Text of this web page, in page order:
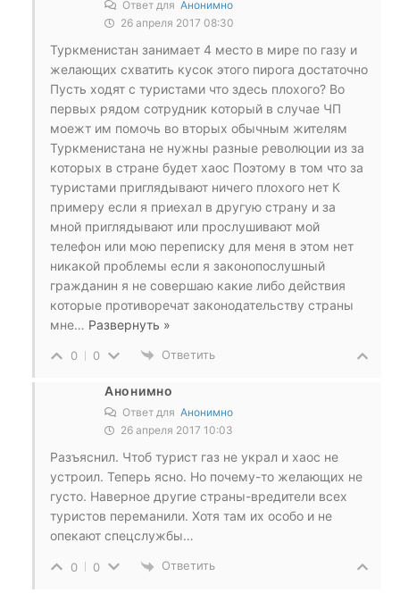
Ответ для Анонимно
26 апреля 2017 08:30
Туркменистан занимает 4 место в мире по газу и
желающих схватить кусок этого пирога достаточно
Пусть ходят с туристами что здесь плохого? Во
первых рядом сотрудник который в случае ЧП
моежт им помочь во вторых обычным жителям
Туркменистана не нужны разные революции из за
которых в стране будет хаос Поэтому в том что за
туристами приглядывают ничего плохого нет К
примеру если я приехал в другую страну и за
мной приглядывают или прослушивают мой
телефон или мою переписку для меня в этом нет
никакой проблемы если я законопослушный
гражданин я не совершаю какие либо действия
которые противоречат законодательству страны
мне… Развернуть »
0 0 Ответить
Анонимно
Ответ для Анонимно
26 апреля 2017 10:03
Разъяснил. Чтоб турист газ не украл и хаос не
устроил. Теперь ясно. Но почему-то желающих не
густо. Наверное другие страны-вредители всех
туристов переманили. Хотя там их особо и не
опекают спецслужбы…
0 0 Ответить